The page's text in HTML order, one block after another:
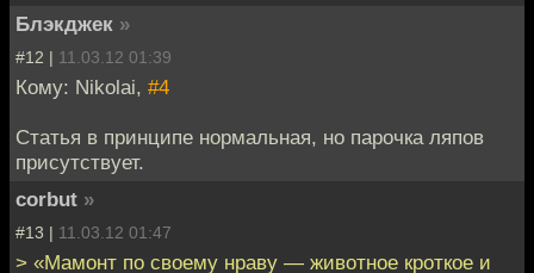
Блэкджек »
#12 | 11.03.12 01:39
Кому: Nikolai, #4
Статья в принципе нормальная, но парочка ляпов
присутствует.
corbut »
#13 | 11.03.12 01:47
> «Мамонт по своему нраву — животное кроткое и